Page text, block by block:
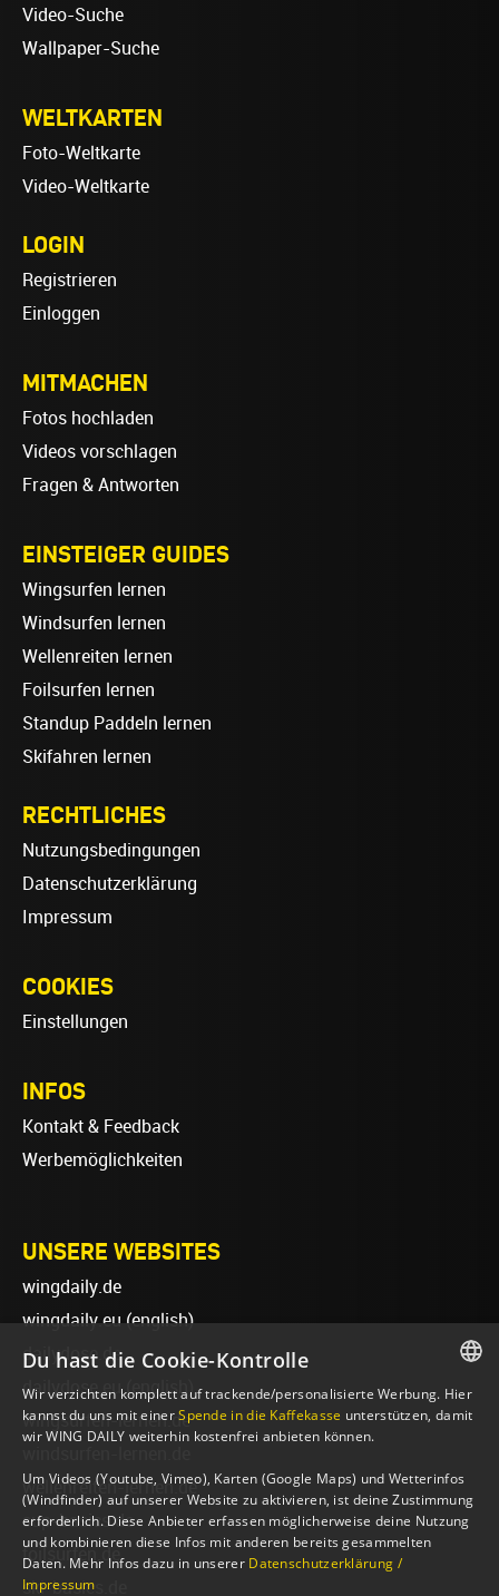
Video-Suche
Wallpaper-Suche
WELTKARTEN
Foto-Weltkarte
Video-Weltkarte
LOGIN
Registrieren
Einloggen
MITMACHEN
Fotos hochladen
Videos vorschlagen
Fragen & Antworten
EINSTEIGER GUIDES
Wingsurfen lernen
Windsurfen lernen
Wellenreiten lernen
Foilsurfen lernen
Standup Paddeln lernen
Skifahren lernen
RECHTLICHES
Nutzungsbedingungen
Datenschutzerklärung
Impressum
COOKIES
Einstellungen
INFOS
Kontakt & Feedback
Werbemöglichkeiten
UNSERE WEBSITES
wingdaily.de
wingdaily.eu(english)
dailydose.de
dailydose.eu (english)
wingsurfen-lernen.de
wellenreiten-lernen.de
sup-basics.de
foilsurfen.de
ski-basics.de
GERMAN
Du hast die Cookie-Kontrolle
Wir verzichten komplett auf trackende/personalisierte Werbung. Hier
kannst du uns mit einerSpende in die Kaffekasse unterstützen, damit
wir WING DAILY weiterhin kostenfrei anbieten können.
Um Videos (Youtube, Vimeo), Karten (Google Maps) und Wetterinfos
(Windfinder) auf unserer Website zu aktivieren, ist deine Zustimmung
erforderlich. Diese Anbieter erfassen möglicherweise deine Nutzung
und kombinieren diese Infos mit anderen bereits gesammelten
Daten. Mehr Infos dazu in unserer Datenschutzerklärung /
Impressum